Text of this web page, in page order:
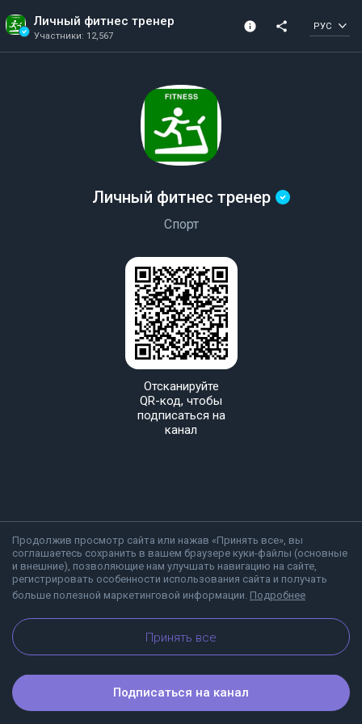
Личный фитнес тренер
Участники: 12,567
info
Участники: 12,567
share РУС
Продолжив просмотр сайта или нажав «Принять все», вы
соглашаетесь сохранить в вашем браузере куки-файлы (основные
и внешние), позволяющие нам улучшать навигацию на сайте,
регистрировать особенности использования сайта и получать
больше полезной маркетинговой информации. Подробнее
Принять все
Личный фитнес тренер
Спорт
Отсканируйте
QR-код, чтобы
подписаться на
канал
О Viber Блог
Подписаться на канал